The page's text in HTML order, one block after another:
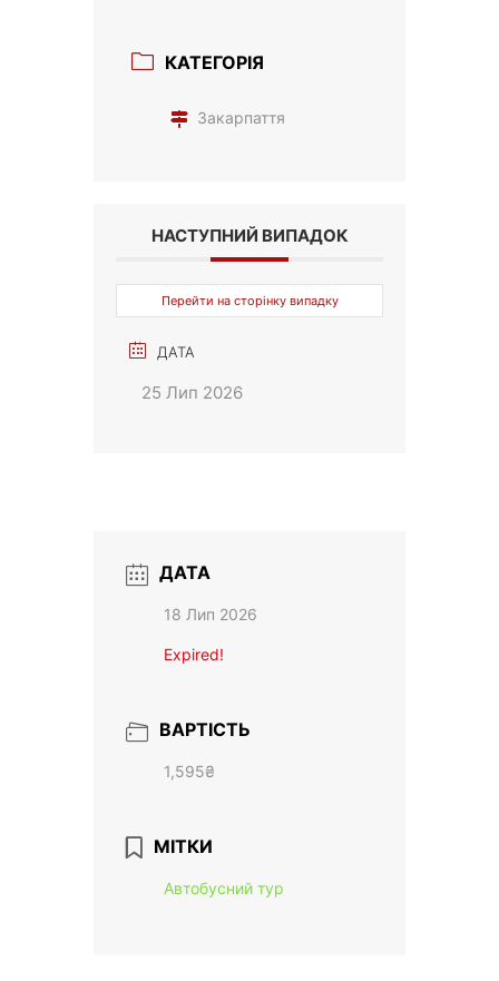
КАТЕГОРІЯ
Закарпаття
НАСТУПНИЙ ВИПАДОК
Перейти на сторінку випадку
ДАТА
25 Лип 2026
ДАТА
18 Лип 2026
Expired!
ВАРТІСТЬ
1,595₴
МІТКИ
Автобусний тур